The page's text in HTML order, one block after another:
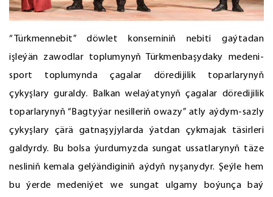
“Türkmennebit” döwlet konserniniň nebiti gaýtadan
işleýän zawodlar toplumynyň Türkmenbaşydaky medeni-
sport toplumynda çagalar döredijilik toparlarynyň
çykyşlary guraldy. Balkan welaýatynyň çagalar döredijilik
toparlarynyň “Bagtyýar nesilleriň owazy” atly aýdym-sazly
çykyşlary çärä gatnaşyjylarda ýatdan çykmajak täsirleri
galdyrdy. Bu bolsa ýurdumyzda sungat ussatlarynyň täze
nesliniň kemala gelýändiginiň aýdyň nyşanydyr. Şeýle hem
bu ýerde medeniýet we sungat ulgamy boýunça baý